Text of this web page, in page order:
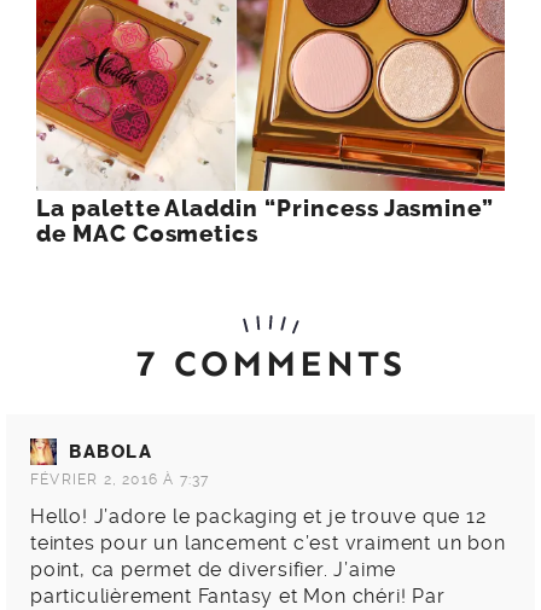
La palette Aladdin “Princess Jasmine”
de MAC Cosmetics
7 COMMENTS
BABOLA
FÉVRIER 2, 2016 À 7:37
Hello! J’adore le packaging et je trouve que 12
teintes pour un lancement c’est vraiment un bon
point, ca permet de diversifier. J’aime
particulièrement Fantasy et Mon chéri! Par